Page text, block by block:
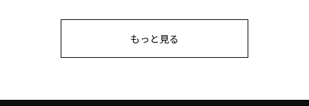
もっと見る